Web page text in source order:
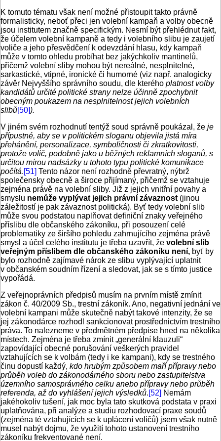
K tomuto tématu však není možné přistoupit takto právně
formalisticky, neboť přeci jen volební kampaň a volby obecně
jsou institutem značně specifickým. Nesmí být přehlédnut fakt,
že účelem volební kampaně a tedy i volebního slibu je zaujetí
voliče a jeho přesvědčení k odevzdání hlasu, kdy kampaň
může v tomto ohledu probíhat bez jakýchkoliv mantinelů,
přičemž volební sliby mohou být nereálné, nesplnitelné,
sarkastické, vtipné, ironické či humorné (viz např. analogicky
závěr Nejvyššího správního soudu, dle kterého platnost volby
kandidátů určité politické strany nelze účinně zpochybnit
obecným poukazem na nesplnitelnost jejich volebních
slibů[50]).
V jiném svém rozhodnutí tentýž soud správně poukázal, že je
přípustné, aby se v politickém sloganu objevila jistá míra
přehánění, personalizace, symboličnosti či zkratkovitosti,
protože volič, podobně jako u běžných reklamních sloganů, s
určitou mírou nadsázky u tohoto typu politické komunikace
počítá.[51] Tento názor není rozhodně převratný, nýbrž
společensky obecně a široce přijímaný, přičemž se vztahuje
zejména právě na volební sliby. Již z jejich vnitřní povahy a
smyslu nemůže vyplývat jejich právní závaznost (jinou
záležitostí je pak závaznost politická). Byť tedy volební slib
může svou podstatou naplňovat definiční znaky veřejného
příslibu dle občanského zákoníku, při posouzení celé
problematiky ze širšího pohledu zahrnujícího zejména právě
smysl a účel celého institutu je třeba uzavřít, že volební slib
veřejným příslibem dle občanského zákoníku není, byť by
bylo rozhodně zajímavé nárok ze slibu vyplývající uplatnit
v občanském soudním řízení a sledovat, jak se s tímto justice
vypořádá.
Z veřejnoprávních předpisů musím na prvním místě zmínit
zákon č. 40/2009 Sb., trestní zákoník. Ano, negativní jednání ve
volební kampani může skutečně nabýt takové intenzity, že se
jej zákonodárce rozhodl sankcionovat prostřednictvím trestního
práva. To nalezneme v předmětném předpise hned na několika
místech. Zejména je třeba zmínit „generální klauzuli“
zapovídající obecné porušování veškerých pravidel
vztahujících se k volbám (tedy i ke kampani), kdy se trestného
činu dopustí každý, kdo hrubým způsobem maří přípravy nebo
průběh voleb do zákonodárného sboru nebo zastupitelstva
územního samosprávného celku anebo přípravy nebo průběh
referenda, až do vyhlášení jejich výsledků.[52] Nemám
jakéhokoliv tušení, jak moc byla tato skutková podstata v praxi
uplatňována, při analýze a studiu rozhodovací praxe soudů
(zejména té vztahujících se k uplácení voličů) jsem však nutně
musel nabýt dojmu, že využití tohoto ustanovení trestního
zákoníku frekventované není.